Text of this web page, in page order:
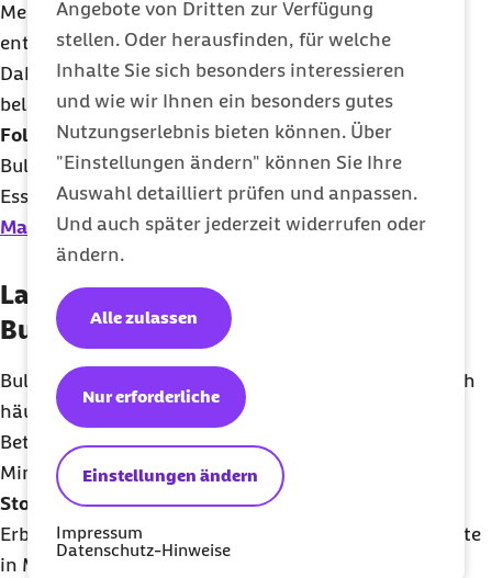
Angebote von Dritten zur Verfügung
stellen. Oder herausfinden, für welche
Inhalte Sie sich besonders interessieren
und wie wir Ihnen ein besonders gutes
Nutzungserlebnis bieten können. Über
"Einstellungen ändern" können Sie Ihre
Auswahl detailliert prüfen und anpassen.
Und auch später jederzeit widerrufen oder
ändern.
Einstellungen ändern
Nur erforderliche
Alle zulassen
Impressum
Datenschutz-Hinweise
Menschen, die keine professionelle Hilfe suchen,
entwickeln meist einedauerhafte Form der Bulimie
Dabei werden die Symptome immer stärker und
belastender, was auf lange Sichtschwerwiegende
Folgen für Körper und Seelehaben kann. Aus der
Bulimia nervosa können sich auch andere
Essstörungen entwickeln, beispielsweise eine
Magersucht.
Langfristige körperliche Folgen von
Bulimie
Bulimie kann den Körper stark beeinträchtigen. Durch
häufiges Erbrechen und Abführmittel verlieren
Betroffene viel Flüssigkeit und lebenswichtige
Mineralsalze (Elektrolyte). Dieser
Stoffwechsel sehr belasten. Auch greift die beim
Erbrechen aufsteigende Magensäure die Schleimhäute
in Mund und Speiseröhre sowie die Zähne an. Da die